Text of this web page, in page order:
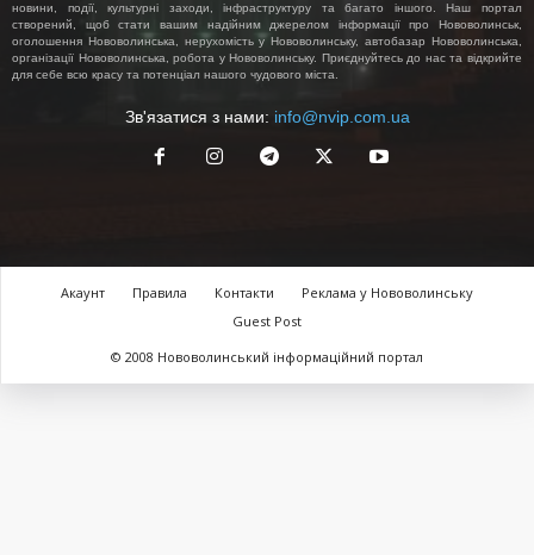
новини, події, культурні заходи, інфраструктуру та багато іншого. Наш портал
створений, щоб стати вашим надійним джерелом інформації про Нововолинськ,
оголошення Нововолинська, нерухомість у Нововолинську, автобазар Нововолинська,
організації Нововолинська, робота у Нововолинську. Приєднуйтесь до нас та відкрийте
для себе всю красу та потенціал нашого чудового міста.
Зв'язатися з нами: info@nvip.com.ua
Акаунт Правила Контакти
Реклама у Нововолинську
Guest Post
© 2008 Нововолинський інформаційний портал